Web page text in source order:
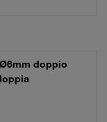
doppio